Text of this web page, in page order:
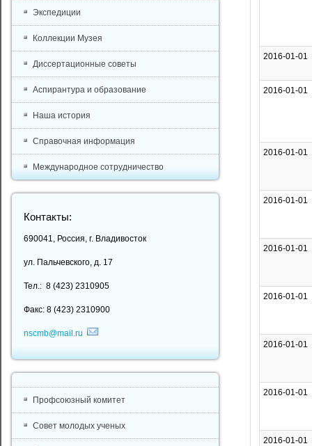
2016-01-01
2016-01-01
2016-01-01
2016-01-01
2016-01-01
2016-01-01
2016-01-01
2016-01-01
2016-01-01
Экспедиции
Коллекции Музея
Диссертационные советы
Аспирантура и образование
Наша история
Справочная информация
Международное сотрудничество
Контакты:
690041, Россия, г. Владивосток
ул. Пальчевского, д. 17
Тел.: 8 (423) 2310905
Факс: 8 (423) 2310900
nscmb@mail.ru
Профсоюзный комитет
Совет молодых ученых